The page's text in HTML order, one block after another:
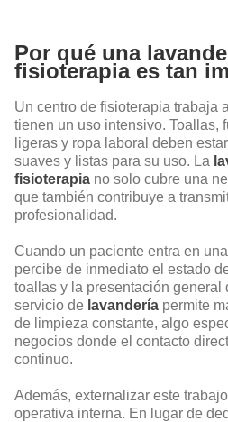
Por qué una
fisioterapia es tan
Un centro de fisioterapia trabaja
tienen un uso intensivo. Toallas,
ligeras y ropa laboral deben
suaves y listas para su uso. La
fisioterapia no solo cubre una
que también contribuye a
profesionalidad.
Cuando un paciente entra en
percibe de inmediato el estado
toallas y la presentación general
servicio de lavandería permite
de limpieza constante, algo
negocios donde el contacto
continuo.
Además, externalizar este
operativa interna. En lugar de